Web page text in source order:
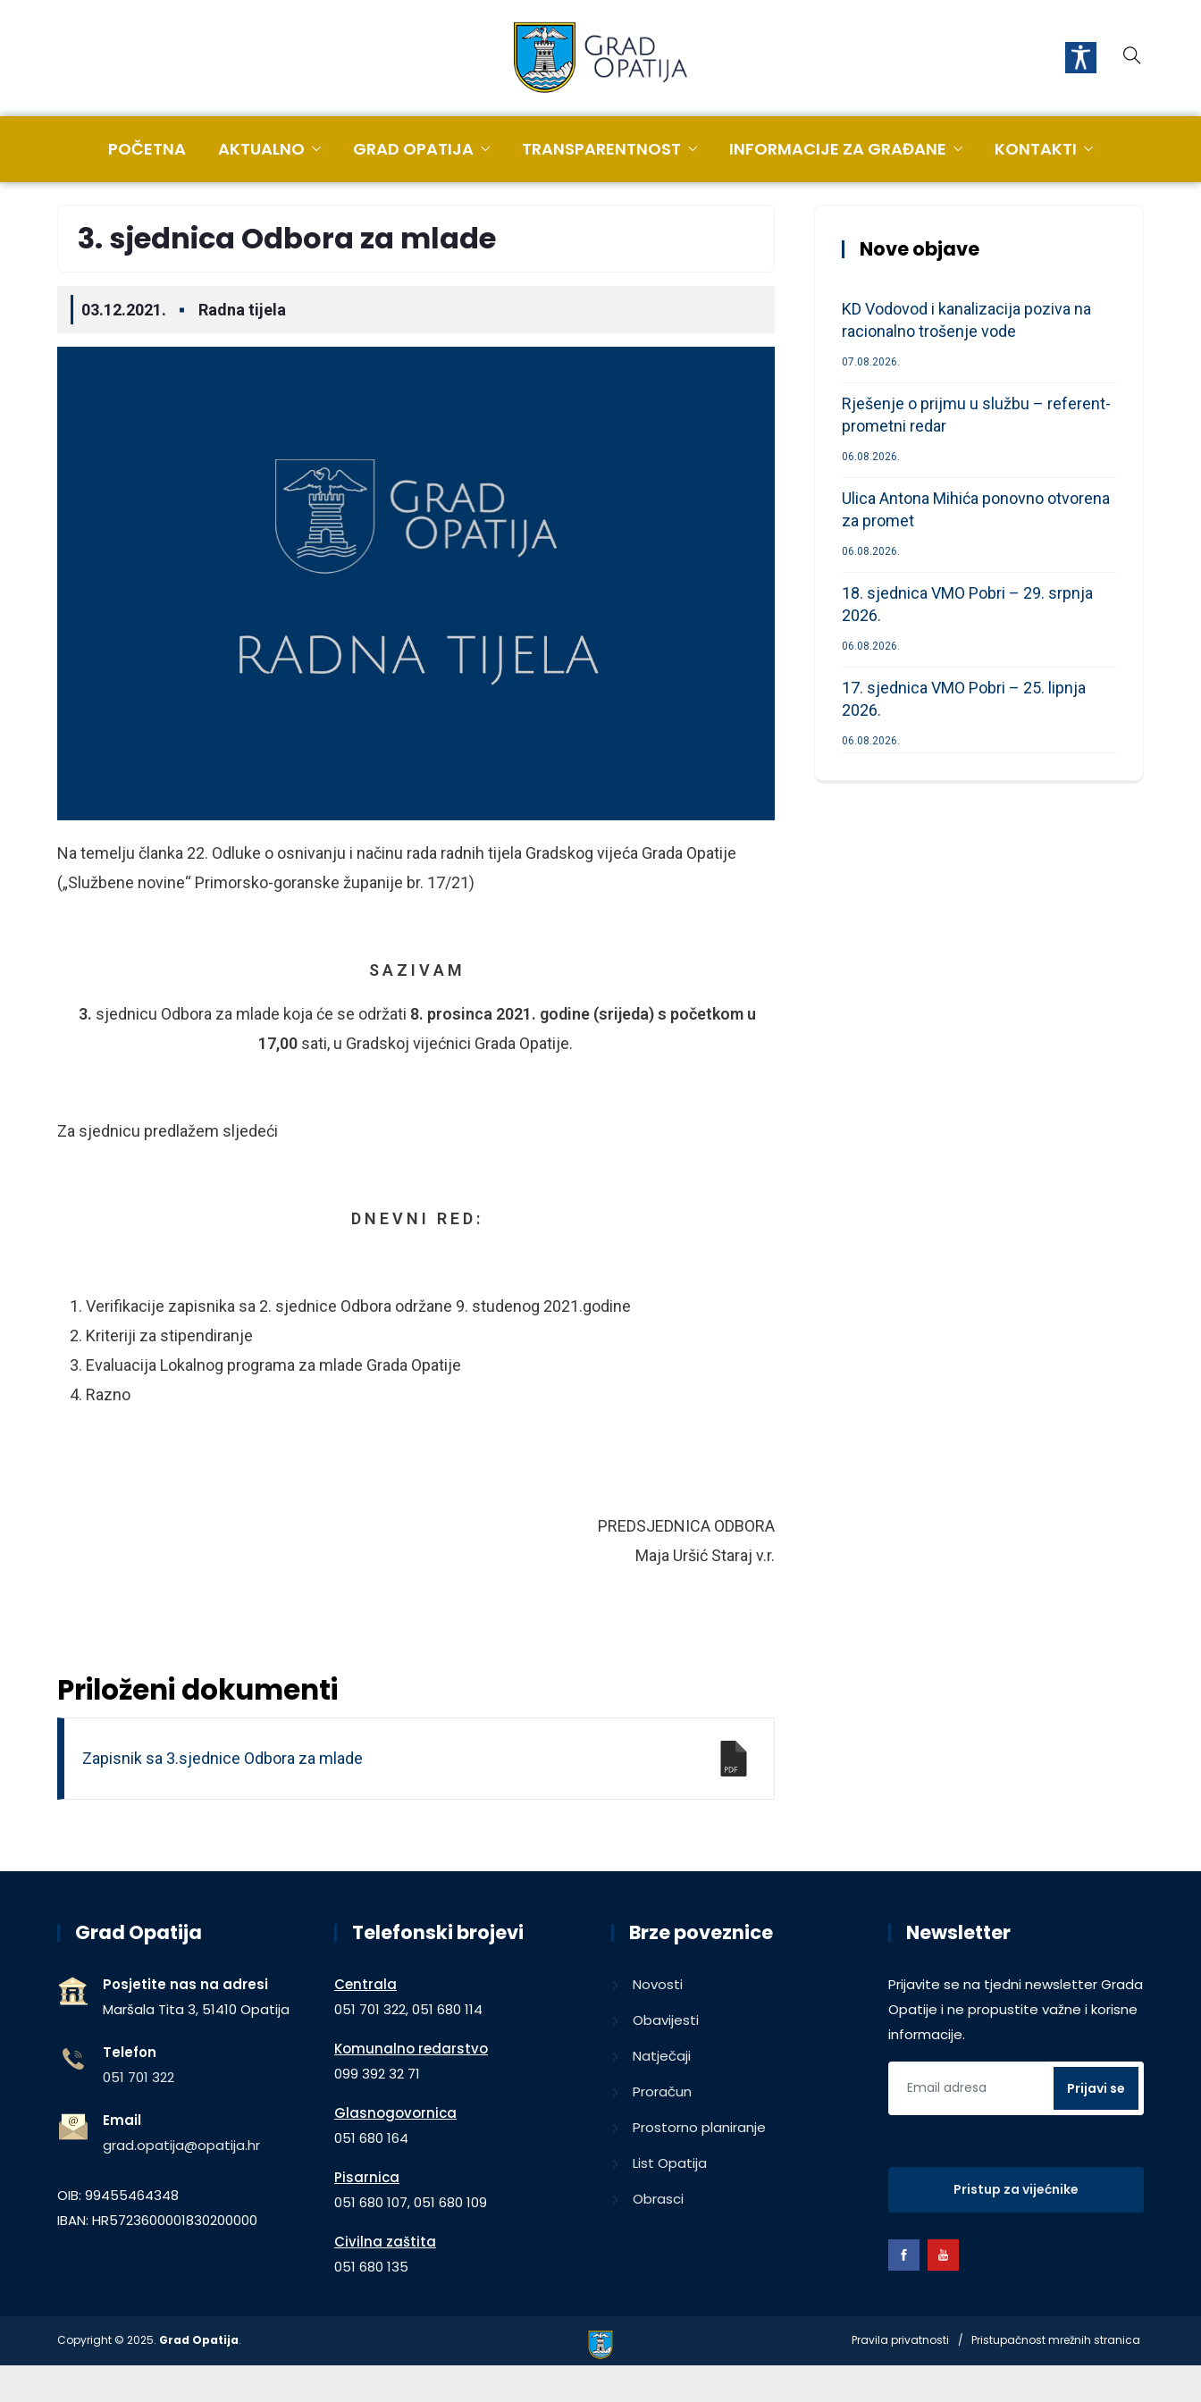
POČETNA AKTUALNO GRAD OPATIJA TRANSPARENTNOST INFORMACIJE ZA GRAĐANE KONTAKTI
3. sjednica Odbora za mlade
03.12.2021. Radna tijela
Na temelju članka 22. Odluke o osnivanju i načinu rada radnih tijela Gradskog vijeća Grada Opatije
(„Službene novine“ Primorsko-goranske županije br. 17/21)
S A Z I V A M
3. sjednicu Odbora za mlade koja će se održati 8. prosinca 2021. godine (srijeda) s početkom u
17,00 sati, u Gradskoj vijećnici Grada Opatije.
Za sjednicu predlažem sljedeći
D N E V N I R E D :
Verifikacije zapisnika sa 2. sjednice Odbora održane 9. studenog 2021.godine
Kriteriji za stipendiranje
Evaluacija Lokalnog programa za mlade Grada Opatije
Razno
PREDSJEDNICA ODBORA
Maja Uršić Staraj v.r.
Priloženi dokumenti
Zapisnik sa 3.sjednice Odbora za mlade
Nove objave
KD Vodovod i kanalizacija poziva na
racionalno trošenje vode
07.08.2026.
Rješenje o prijmu u službu – referent-
prometni redar
06.08.2026.
Ulica Antona Mihića ponovno otvorena
za promet
06.08.2026.
18. sjednica VMO Pobri – 29. srpnja
2026.
06.08.2026.
17. sjednica VMO Pobri – 25. lipnja
2026.
06.08.2026.
Grad Opatija
Posjetite nas na adresi
Maršala Tita 3, 51410 Opatija
Telefon
051 701 322
Email
grad.opatija@opatija.hr
OIB: 99455464348
IBAN: HR5723600001830200000
Telefonski brojevi
Centrala
051 701 322, 051 680 114
Komunalno redarstvo
099 392 32 71
Glasnogovornica
051 680 164
Pisarnica
051 680 107, 051 680 109
Civilna zaštita
051 680 135
Brze poveznice
Novosti
Obavijesti
Natječaji
Proračun
Prostorno planiranje
List Opatija
Obrasci
Newsletter
Prijavite se na tjedni newsletter Grada
Opatije i ne propustite važne i korisne
informacije.
Pristup za vijećnike
Copyright © 2025. Grad Opatija. Pravila privatnosti Pristupačnost mrežnih stranica